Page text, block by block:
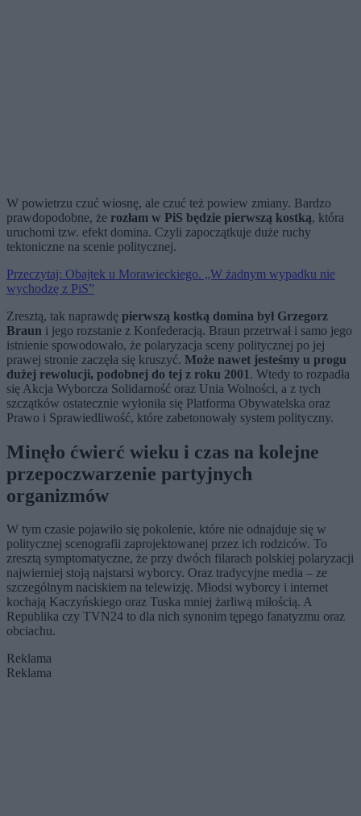
W powietrzu czuć wiosnę, ale czuć też powiew zmiany. Bardzo
prawdopodobne, że rozłam w PiS będzie pierwszą kostką, która
uruchomi tzw. efekt domina. Czyli zapoczątkuje duże ruchy
tektoniczne na scenie politycznej.
Przeczytaj: Obajtek u Morawieckiego. „W żadnym wypadku nie
wychodzę z PiS”
Zresztą, tak naprawdę pierwszą kostką domina był Grzegorz
Braun i jego rozstanie z Konfederacją. Braun przetrwał i samo jego
istnienie spowodowało, że polaryzacja sceny politycznej po jej
prawej stronie zaczęła się kruszyć. Może nawet jesteśmy u progu
dużej rewolucji, podobnej do tej z roku 2001 . Wtedy to rozpadła
się Akcja Wyborcza Solidarność oraz Unia Wolności, a z tych
szczątków ostatecznie wyłoniła się Platforma Obywatelska oraz
Prawo i Sprawiedliwość, które zabetonowały system polityczny.
Minęło ćwierć wieku i czas na kolejne
przepoczwarzenie partyjnych
organizmów
W tym czasie pojawiło się pokolenie, które nie odnajduje się w
politycznej scenografii zaprojektowanej przez ich rodziców. To
zresztą symptomatyczne, że przy dwóch filarach polskiej polaryzacji
najwierniej stoją najstarsi wyborcy. Oraz tradycyjne media – ze
szczególnym naciskiem na telewizję. Młodsi wyborcy i internet
kochają Kaczyńskiego oraz Tuska mniej żarliwą miłością. A
Republika czy TVN24 to dla nich synonim tępego fanatyzmu oraz
obciachu.
Reklama
Reklama